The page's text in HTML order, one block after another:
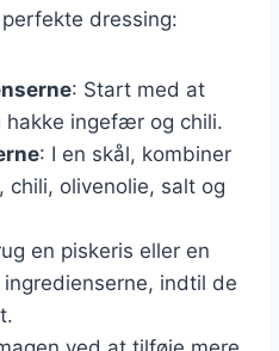
dressing:
: Start med at
hakke ingefær og chili.
: I en skål, kombiner
olivenolie, salt og
en piskeris eller en
indtil de